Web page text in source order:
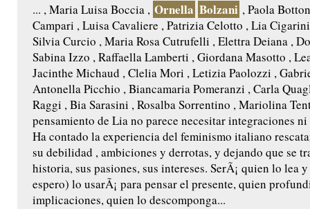
... , Maria Luisa Boccia , Ornella Bolzani , Paola
Campari , Luisa Cavaliere , Patrizia Celotto , Lia
Silvia Curcio , Maria Rosa Cutrufelli , Elettra Deiana ,
Sabina Izzo , Raffaella Lamberti , Giordana Masotto ,
Jacinthe Michaud , Clelia Mori , Letizia Paolozzi ,
Antonella Picchio , Biancamaria Pomeranzi , Carla
Raggi , Bia Sarasini , Rosalba Sorrentino , Mariolina
pensamiento de Lia no parece necesitar integraciones
Ha contado la experiencia del feminismo italiano
su debilidad , ambiciones y derrotas, y dejando que se
historia, sus pasiones, sus intereses. SerÃ¡ quien lo lea
espero) lo usarÃ¡ para pensar el presente, quien
implicaciones, quien lo descomponga...